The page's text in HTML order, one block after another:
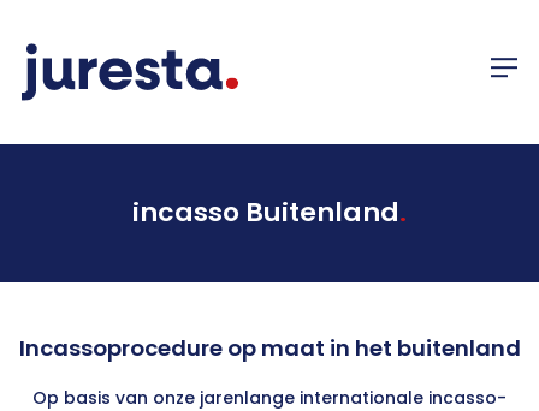
incasso Buitenland.
Incassoprocedure op maat in het buitenland
Op basis van onze jarenlange internationale incasso-